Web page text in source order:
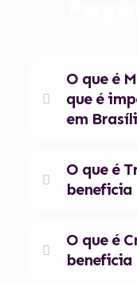
O que é
que é
em
O que é
beneficia
O que é
beneficia